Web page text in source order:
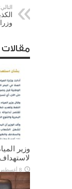
التالي:
وزير
8 أغسطس، 2026